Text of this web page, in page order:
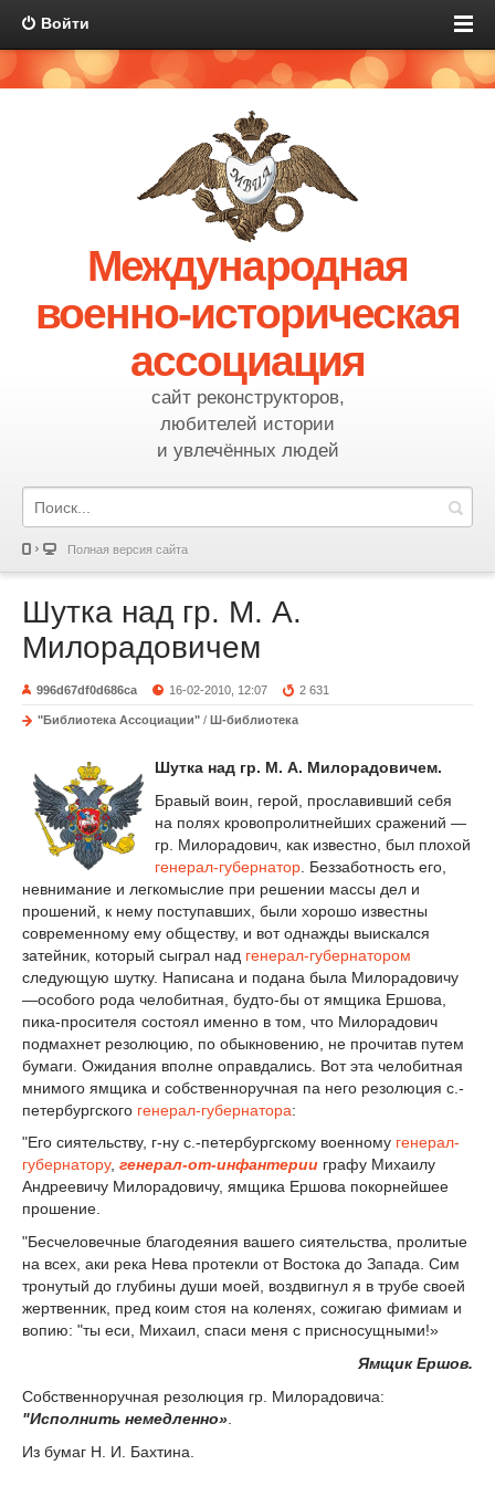
Войти
Международная
военно-историческая
ассоциация
сайт реконструкторов,
любителей истории
и увлечённых людей
Полная версия сайта
Шутка над гр. М. А.
Милорадовичем
996d67df0d686ca 16-02-2010, 12:07 2 631
"Библиотека Ассоциации" / Ш-библиотека
Шутка над гр. М. А. Милорадовичем.
Бравый воин, герой, прославивший себя
на полях кровопролитнейших сражений —
гр. Милорадович, как известно, был плохой
генерал-губернатор . Беззаботность его,
невнимание и легкомыслие при решении массы дел и
прошений, к нему поступавших, были хорошо известны
современному ему обществу, и вот однажды выискался
затейник, который сыграл над генерал-губернатором
следующую шутку. Написана и подана была Милорадовичу
—особого рода челобитная, будто-бы от ямщика Ершова,
пика-просителя состоял именно в том, что Милорадович
подмахнет резолюцию, по обыкновению, не прочитав путем
бумаги. Ожидания вполне оправдались. Вот эта челобитная
мнимого ямщика и собственноручная па него резолюция с.-
петербургского генерал-губернатора:
"Его сиятельству, г-ну с.-петербургскому военному генерал-
губернатору, генерал-от-инфантерии графу Михаилу
Андреевичу Милорадовичу, ямщика Ершова покорнейшее
прошение.
"Бесчеловечные благодеяния вашего сиятельства, пролитые
на всех, аки река Нева протекли от Востока до Запада. Сим
тронутый до глубины души моей, воздвигнул я в трубе своей
жертвенник, пред коим стоя на коленях, сожигаю фимиам и
вопию: "ты еси, Михаил, спаси меня с присносущными!»
Ямщик Ершов.
Собственноручная резолюция гр. Милорадовича:
"Исполнить немедленно»
Из бумаг Н. И. Бахтина.